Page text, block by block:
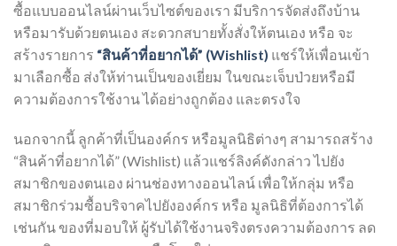
ซื้อแบบออนไลน์ผ่านเว็บไซต์ของเรา มีบริการจัดส่งถึงบ้าน
หรือมารับด้วยตนเอง สะดวกสบายทั้งสั่งให้ตนเอง หรือ จะ
สร้างรายการ “สินค้าที่อยากได้” (Wishlist) แชร์ให้เพื่อนเข้า
มาเลือกซื้อ ส่งให้ท่านเป็นของเยี่ยม ในขณะเจ็บป่วยหรือมี
ความต้องการใช้งานได้อย่างถูกต้อง และตรงใจ
นอกจากนี้ ลูกค้าที่เป็นองค์กร หรือมูลนิธิต่างๆ สามารถสร้าง
“สินค้าที่อยากได้”(Wishlist) แล้วแชร์ลิงค์ดังกล่าว ไปยัง
สมาชิกของตนเอง ผ่านช่องทางออนไลน์ เพื่อให้กลุ่ม หรือ
สมาชิกร่วมซื้อบริจาคไปยังองค์กร หรือ มูลนิธิที่ต้องการได้
เช่นกัน ของที่มอบให้ ผู้รับได้ใช้งานจริงตรงความต้องการ ลด